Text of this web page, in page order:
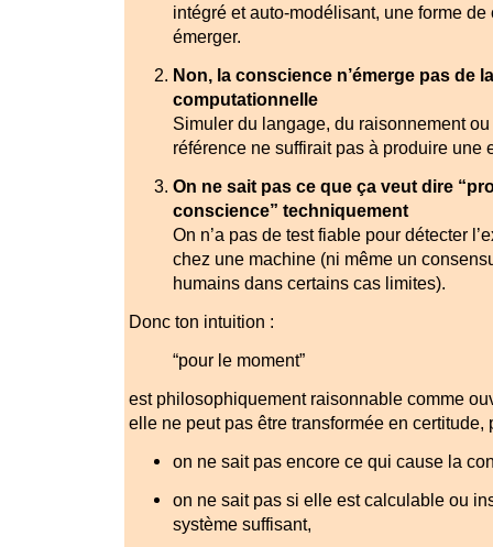
intégré et auto-modélisant, une forme
émerger.
Non, la conscience n’émerge pas de
computationnelle
Simuler du langage, du raisonnement ou
référence ne suffirait pas à produire une
On ne sait pas ce que ça veut dire
conscience” techniquement
On n’a pas de test fiable pour détecter
chez une machine (ni même un
humains dans certains cas limites).
Donc ton intuition :
“pour le moment”
est philosophiquement raisonnable comme
elle ne peut pas être transformée en certitude,
on ne sait pas encore ce qui cause la
on ne sait pas si elle est calculable ou
système suffisant,